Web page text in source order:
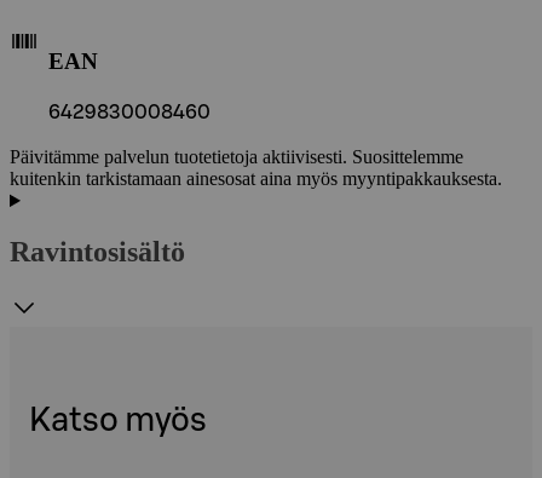
EAN
6429830008460
Päivitämme palvelun tuotetietoja aktiivisesti. Suosittelemme
kuitenkin tarkistamaan ainesosat aina myös myyntipakkauksesta.
Ravintosisältö
Katso myös